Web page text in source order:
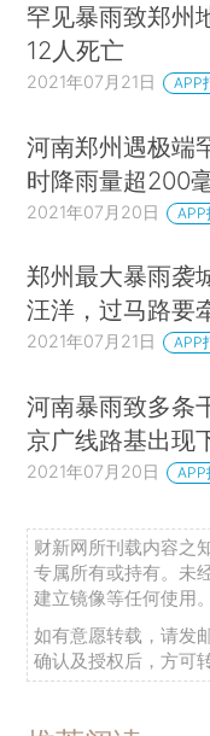
罕见暴雨致郑州
12人死亡
2021年07月21日 APP
河南郑州遇极端
时降雨量超200
2021年07月20日 APP
郑州最大暴雨袭
汪洋，过马路要
2021年07月21日 APP
河南暴雨致多条
京广线路基出现
2021年07月20日 APP
财新网所刊载内容之
专属所有或持有。未
建立镜像等任何使用。
如有意愿转载，请发
确认及授权后，方可转